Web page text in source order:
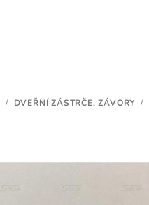
/ DVEŘNÍ ZÁSTRČE, ZÁVORY /